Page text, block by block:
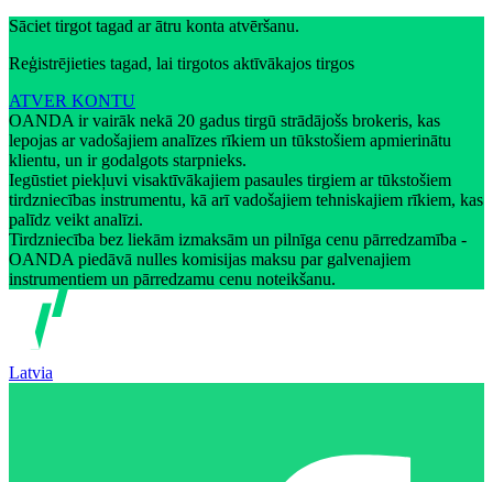
Sāciet tirgot tagad ar ātru konta atvēršanu.
Reģistrējieties tagad, lai tirgotos aktīvākajos tirgos
ATVER KONTU
OANDA ir vairāk nekā 20 gadus tirgū strādājošs brokeris, kas
lepojas ar vadošajiem analīzes rīkiem un tūkstošiem apmierinātu
klientu, un ir godalgots starpnieks.
Iegūstiet piekļuvi visaktīvākajiem pasaules tirgiem ar tūkstošiem
tirdzniecības instrumentu, kā arī vadošajiem tehniskajiem rīkiem, kas
palīdz veikt analīzi.
Tirdzniecība bez liekām izmaksām un pilnīga cenu pārredzamība -
OANDA piedāvā nulles komisijas maksu par galvenajiem
instrumentiem un pārredzamu cenu noteikšanu.
Latvia